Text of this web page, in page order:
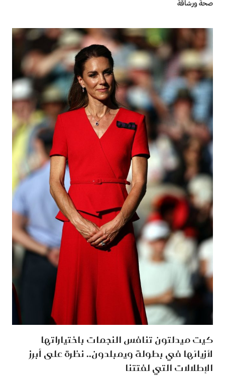
صحة ورشاقة
كيت ميدلتون تنافس النجمات باختياراتها
لأزيائها في بطولة ويمبلدون.. نظرة على أبرز
الإطلالات التي لفتتنا